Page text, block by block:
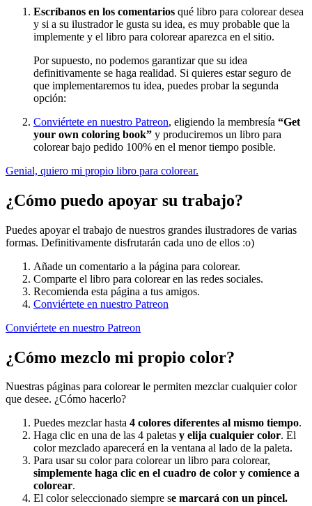
Escríbanos en los comentarios qué libro para colorear desea
y si a su ilustrador le gusta su idea, es muy probable que la
implemente y el libro para colorear aparezca en el sitio.
Por supuesto, no podemos garantizar que su idea
definitivamente se haga realidad. Si quieres estar seguro de
que implementaremos tu idea, puedes probar la segunda
opción:
Conviértete en nuestro Patreon, eligiendo la membresía “Get
your own coloring book” y produciremos un libro para
colorear bajo pedido 100% en el menor tiempo posible.
Genial, quiero mi propio libro para colorear.
¿Cómo puedo apoyar su trabajo?
Puedes apoyar el trabajo de nuestros grandes ilustradores de varias
formas. Definitivamente disfrutarán cada uno de ellos :o)
Añade un comentario a la página para colorear.
Comparte el libro para colorear en las redes sociales.
Recomienda esta página a tus amigos.
Conviértete en nuestro Patreon
Conviértete en nuestro Patreon
¿Cómo mezclo mi propio color?
Nuestras páginas para colorear le permiten mezclar cualquier color
que desee. ¿Cómo hacerlo?
Puedes mezclar hasta 4 colores diferentes al mismo tiempo.
Haga clic en una de las 4 paletas y elija cualquier color. El
color mezclado aparecerá en la ventana al lado de la paleta.
Para usar su color para colorear un libro para colorear,
simplemente haga clic en el cuadro de color y comience a
colorear.
El color seleccionado siempre se marcará con un pincel.